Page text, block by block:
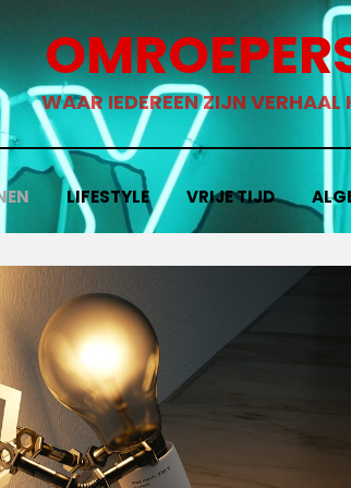
WAAR IEDEREEN ZIJN VERHAAL
LIFESTYLE VRIJE TIJD